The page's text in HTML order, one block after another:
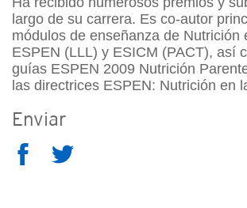
largo de su carrera. Es co-autor
módulos de enseñanza de Nutrición
ESPEN (LLL) y ESICM (PACT), así
guías ESPEN 2009 Nutrición
las directrices ESPEN: Nutrición en
Enviar